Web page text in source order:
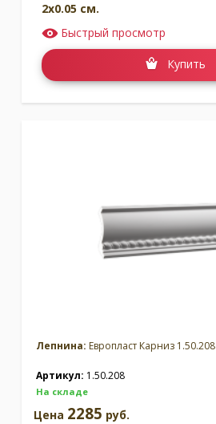
2x0.05 см.
Быстрый просмотр
Купить
Лепнина: Европласт Карниз 1.50.208
Артикул: 1.50.208
На складе
Цена 2285 руб.